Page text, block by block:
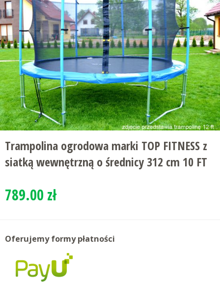
Trampolina ogrodowa marki TOP FITNESS z
siatką wewnętrzną o średnicy 312 cm 10 FT
789.00 zł
Oferujemy formy płatności